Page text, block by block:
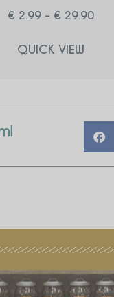
€2.99 – €29.90
QUICK VIEW